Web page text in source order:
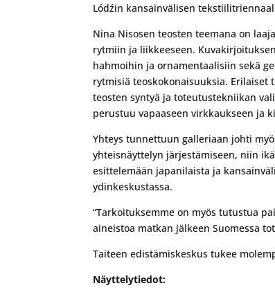
Lódźin kansainvälisen
Nina Nisosen teosten teemana on
rytmiin ja liikkeeseen.
hahmoihin ja ornamentaalisiin sekä
rytmisiä teoskokonaisuuksia.
teosten syntyä ja toteutustekniikan
perustuu vapaaseen virkkaukseen ja
Yhteys tunnettuun galleriaan johti
yhteisnäyttelyn järjestämiseen, niin
esittelemään japanilaista ja
ydinkeskustassa.
“Tarkoituksemme on myös tutustua
aineistoa matkan jälkeen Suomessa
Taiteen edistämiskeskus tukee
Näyttelytiedot: